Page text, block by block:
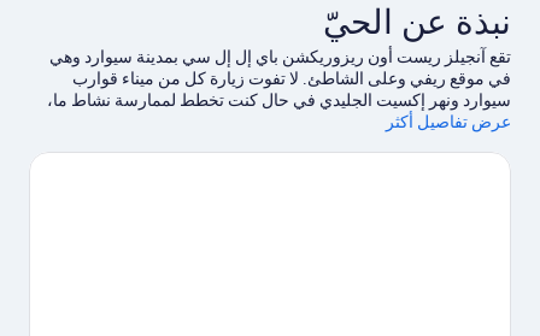
REGISTER
Bed,
Kitchenette,
Beach
View
(Wing
Cabin)
نبذة عن الحيّ
تقع آنجيلز ريست أون ريزوريكشن باي إل إل سي بمدينة سيوارد وهي
في موقع ريفي وعلى الشاطئ. لا تفوت زيارة كل من ميناء قوارب
سيوارد ونهر إكسيت الجليدي في حال كنت تخطط لممارسة نشاط ما،
بينما يُمكن لإولئك الذين يرغبون في الاستمتاع بمشاهدة الجمال الطبيعي
تفوت زيارة مركز الحياة البحرية في ألاسكا.استمتع بالمنحدرات
عرض تفاصيل أكثر